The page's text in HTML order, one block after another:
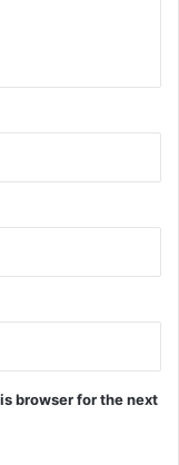
browser for the next